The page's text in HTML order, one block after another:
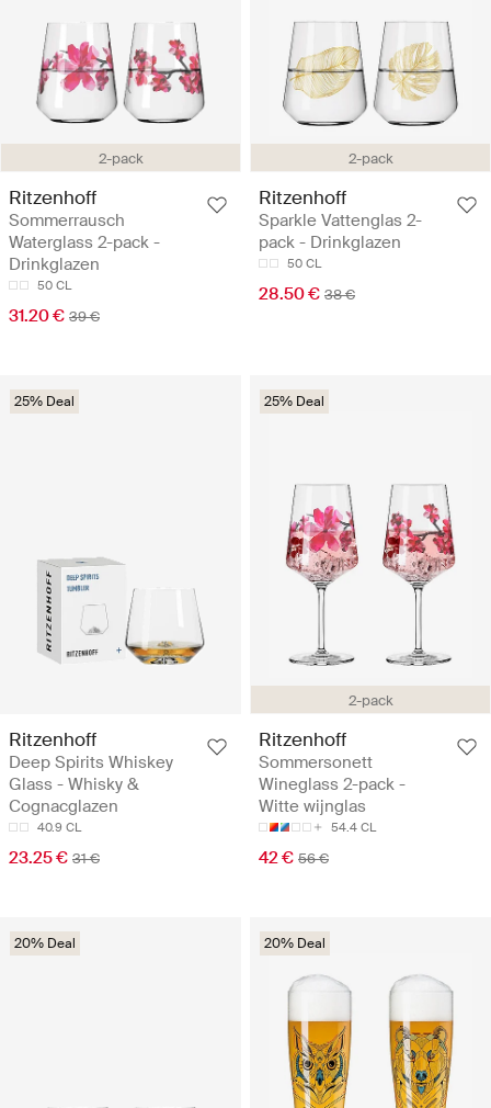
2-pack
Ritzenhoff
Sommerrausch
Waterglass 2-pack -
Drinkglazen
50 CL
31.20 € 39 €
2-pack
Ritzenhoff
Sparkle Vattenglas 2-
pack - Drinkglazen
50 CL
28.50 € 38 €
25% Deal
Ritzenhoff
Deep Spirits Whiskey
Glass - Whisky &
Cognacglazen
40.9 CL
23.25 € 31 €
2-pack
25% Deal
Ritzenhoff
Sommersonett
Wineglass 2-pack -
Witte wijnglas
54.4 CL
42 € 56 €
20% Deal 20% Deal